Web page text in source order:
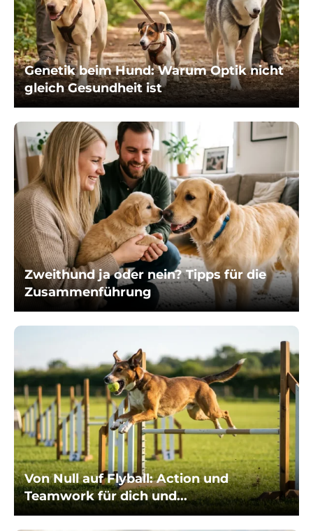
Genetik beim Hund: Warum Optik nicht
gleich Gesundheit ist
Zweithund ja oder nein? Tipps für die
Zusammenführung
Von Null auf Flyball: Action und
Teamwork für dich und...